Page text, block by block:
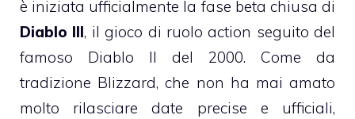
è iniziata ufficialmente la fase beta chiusa di
Diablo III, il gioco di ruolo action seguito del
famoso Diablo II del 2000. Come da
tradizione Blizzard, che non ha mai amato
molto rilasciare date precise e ufficiali,